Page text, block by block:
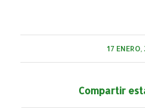
17
Compartir